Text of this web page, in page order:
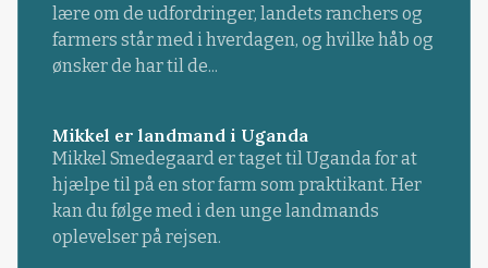
lære om de udfordringer, landets ranchers og
farmers står med i hverdagen, og hvilke håb og
ønsker de har til de...
Mikkel er landmand i Uganda
Mikkel Smedegaard er taget til Uganda for at
hjælpe til på en stor farm som praktikant. Her
kan du følge med i den unge landmands
oplevelser på rejsen.